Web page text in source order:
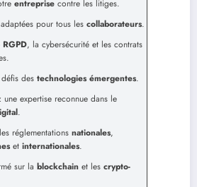
entreprise contre les litiges.
pour tous les collaborateurs.
RGPD, la cybersécurité et les contrats
des technologies émergentes.
une expertise reconnue dans le
.
réglementations nationales,
et internationales.
sur la blockchain et les crypto-